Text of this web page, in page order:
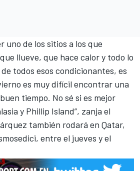
uno de los sitios a los que
llueve, que hace calor y todo lo
todos esos condicionantes, es
es muy difícil encontrar una
tiempo. No sé si es mejor
y Phillip Island”, zanja el
también rodará en Qatar,
entre el jueves y el